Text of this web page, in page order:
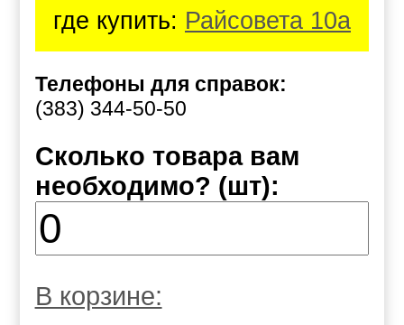
где купить: Райсовета 10а
Телефоны для справок:
(383) 344-50-50
Сколько товара вам
необходимо? (шт):
В корзине: